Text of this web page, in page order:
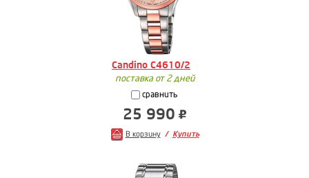
Candino C4610/2
поставка от 2 дней
сравнить
25 990
В корзину Купить